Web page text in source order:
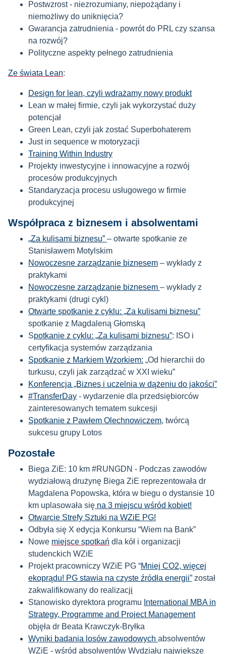
Postwzrost - niezrozumiany, niepożądany i
niemożliwy do uniknięcia?
Gwarancja zatrudnienia - powrót do PRL czy szansa
na rozwój?
Polityczne aspekty pełnego zatrudnienia
Ze świata Lean:
Design for lean, czyli wdrażamy nowy produkt
Lean w małej firmie, czyli jak wykorzystać duży
potencjał
Green Lean, czyli jak zostać Superbohaterem
Just in sequence w motoryzacji
Training Within Industry
Projekty inwestycyjne i innowacyjne a rozwój
procesów produkcyjnych
Standaryzacja procesu usługowego w firmie
produkcyjnej
Współpraca z biznesem i absolwentami
„Za kulisami biznesu” – otwarte spotkanie ze
Stanisławem Motylskim
Nowoczesne zarządzanie biznesem – wykłady z
praktykami
Nowoczesne zarządzanie biznesem – wykłady z
praktykami (drugi cykl)
Otwarte spotkanie z cyklu: „Za kulisami biznesu”
spotkanie z Magdaleną Głomską
Spotkanie z cyklu: „Za kulisami biznesu”: ISO i
certyfikacja systemów zarządzania
Spotkanie z Markiem Wzorkiem: „Od hierarchii do
turkusu, czyli jak zarządzać w XXI wieku”
Konferencja „Biznes i uczelnia w dążeniu do jakości”
#TransferDay - wydarzenie dla przedsiębiorców
zainteresowanych tematem sukcesji
Spotkanie z Pawłem Olechnowiczem, twórcą
sukcesu grupy Lotos
Pozostałe
Biega ZiE: 10 km #RUNGDN - Podczas zawodów
wydziałową drużynę Biega ZiE reprezentowała dr
Magdalena Popowska, która w biegu o dystansie 10
km uplasowała się na 3 miejscu wśród kobiet!
Otwarcie Strefy Sztuki na WZiE PG!
Odbyła się X edycja Konkursu “Wiem na Bank”
Nowe miejsce spotkań dla kół i organizacji
studenckich WZiE
Projekt pracowniczy WZiE PG “Mniej CO2, więcej
ekoprądu! PG stawia na czyste źródła energii” został
zakwalifikowany do realizacji
Stanowisko dyrektora programu International MBA in
Strategy, Programme and Project Management
objęła dr Beata Krawczyk-Bryłka
Wyniki badania losów zawodowych absolwentów
WZiE - wśród absolwentów Wydziału największe